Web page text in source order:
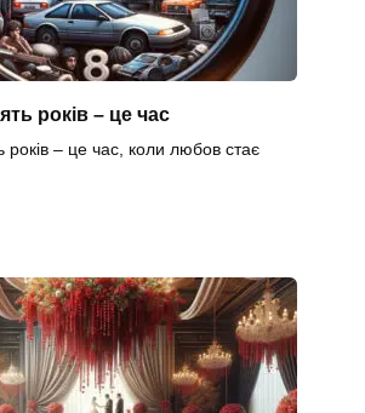
років – це час
років – це час, коли любов стає